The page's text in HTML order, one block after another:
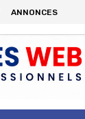
ANNONCES